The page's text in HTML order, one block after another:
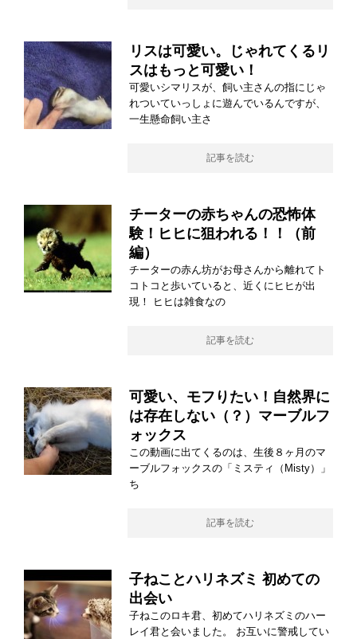
リスは可愛い。じゃれてくるリ
スはもっと可愛い！
可愛いシマリスが、飼い主さんの指にじゃ
れついていっしょに遊んでいるんですが、
一生懸命飼い主さ
記事を読む
チーターの赤ちゃんの恐怖体
験！ヒヒに狙われる！！（前
編）
チーターの赤ん坊がお母さんから離れてト
コトコと歩いていると、近くにヒヒが出
現！ ヒヒは雑食なの
記事を読む
可愛い、モフりたい！自然界に
は存在しない（？）マーブルフ
ォックス
この動画に出てくるのは、生後８ヶ月のマ
ーブルフォックスの「ミスティ（Misty）」
ち
記事を読む
子ねことハリネズミ 初めての
出会い
子ねこのロキ君、初めてハリネズミのハー
レイ君と会いました。 お互いに警戒してい